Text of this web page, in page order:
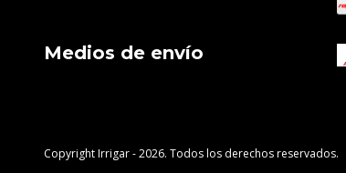
Medios de envío
Copyright Irrigar - 2026. Todos los derechos reservados.